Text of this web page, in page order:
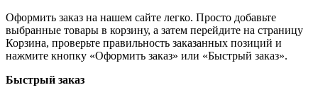
Оформить заказ на нашем сайте легко. Просто добавьте
выбранные товары в корзину, а затем перейдите на страницу
Корзина, проверьте правильность заказанных позиций и
нажмите кнопку «Оформить заказ» или «Быстрый заказ».
Быстрый заказ